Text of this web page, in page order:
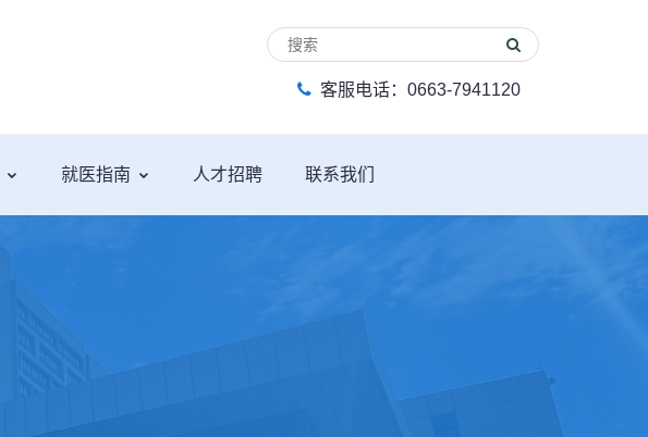
客服电话：0663-7941120
就医指南 人才招聘 联系我们